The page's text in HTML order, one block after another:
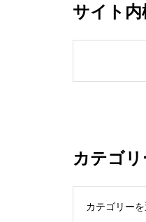
サイト内
カテゴリ